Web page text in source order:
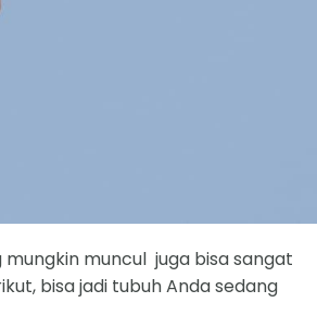
muncul juga bisa sangat
bisa jadi tubuh Anda sedang